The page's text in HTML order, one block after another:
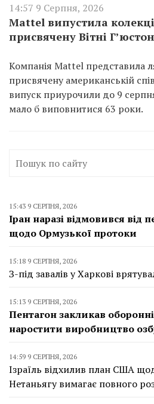
14:57 9 Серпня, 2026
Mattel випустила
присвячену Вітні Г’юстон
Компанія Mattel представила
присвячену американській
випуск приурочили до 9
мало б виповнитися 63 роки.
15:43 9 СЕРПНЯ, 2026
Іран наразі відмовився від
щодо Ормузької протоки
15:18 9 СЕРПНЯ, 2026
З-під завалів у Харкові
15:13 9 СЕРПНЯ, 2026
Пентагон закликав
наростити виробництво
14:59 9 СЕРПНЯ, 2026
Ізраїль відхилив план США
Нетаньягу вимагає повного